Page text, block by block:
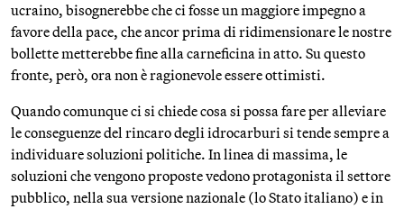
ucraino, bisognerebbe che ci fosse un maggiore impegno a
favore della pace, che ancor prima di ridimensionare le nostre
bollette metterebbe fine alla carneficina in atto. Su questo
fronte, però, ora non è ragionevole essere ottimisti.
Quando comunque ci si chiede cosa si possa fare per alleviare
le conseguenze del rincaro degli idrocarburi si tende sempre a
individuare soluzioni politiche. In linea di massima, le
soluzioni che vengono proposte vedono protagonista il settore
pubblico, nella sua versione nazionale (lo Stato italiano) e in